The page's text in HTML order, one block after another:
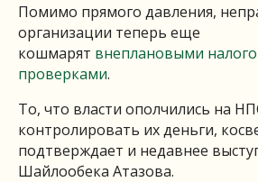
Помимо прямого давления,
организации теперь еще
кошмарят внеплановыми
проверками.
То, что власти ополчились на
контролировать их деньги,
подтверждает и недавнее
Шайлообека Атазова.